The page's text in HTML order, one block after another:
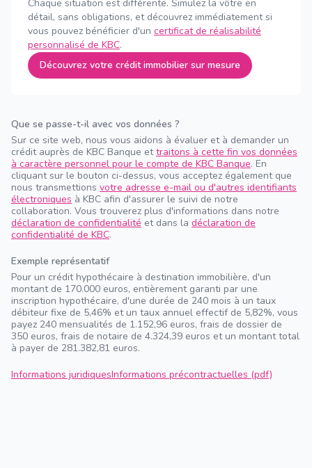
Chaque situation est différente. Simulez la vôtre en
détail, sans obligations, et découvrez immédiatement si
vous pouvez bénéficier d'un certificat de réalisabilité
personnalisé de KBC.
Découvrez votre crédit immobilier sur mesure
Que se passe-t-il avec vos données ?
Sur ce site web, nous vous aidons à évaluer et à demander un
crédit auprès de KBC Banque ettraitons à cette fin vos données
à caractère personnel pour le compte de KBC Banque. En
cliquant sur le bouton ci-dessus, vous acceptez également que
nous transmettions votre adresse e-mail ou d'autres identifiants
électroniques à KBC afin d'assurer le suivi de notre
collaboration. Vous trouverez plus d'informations dans notre
déclaration de confidentialité et dans la déclaration de
confidentialité de KBC.
Exemple représentatif
Pour un crédit hypothécaire à destination immobilière, d'un
montant de 170.000 euros, entièrement garanti par une
inscription hypothécaire, d'une durée de 240 mois à un taux
débiteur fixe de 5,46% et un taux annuel effectif de 5,82%, vous
payez 240 mensualités de 1.152,96 euros, frais de dossier de
350 euros, frais de notaire de 4.324,39 euros et un montant total
à payer de 281.382,81 euros.
Informations juridiquesInformations précontractuelles (pdf)